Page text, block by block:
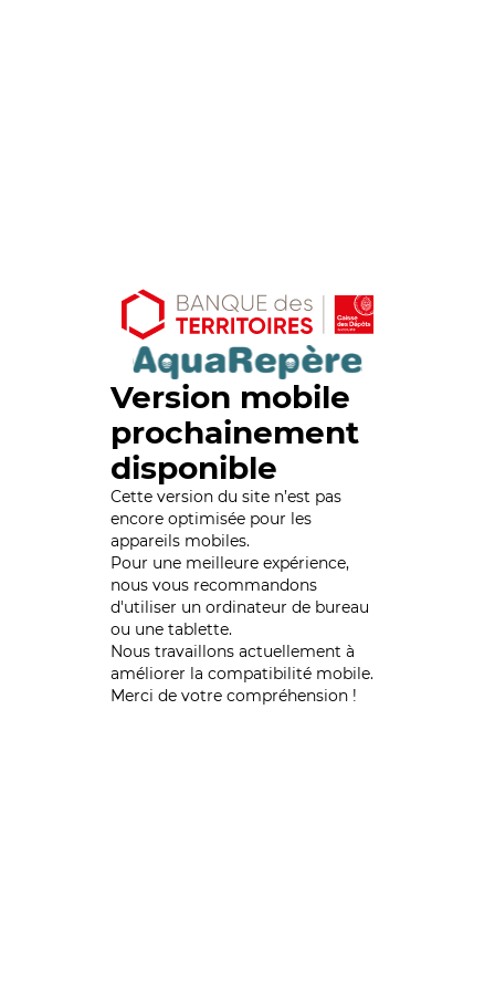
Version mobile
prochainement
disponible
Cette version du site n’est pas
encore optimisée pour les
appareils mobiles.
Pour une meilleure expérience,
nous vous recommandons
d'utiliser un ordinateur de bureau
ou une tablette.
Nous travaillons actuellement à
améliorer la compatibilité mobile.
Merci de votre compréhension !